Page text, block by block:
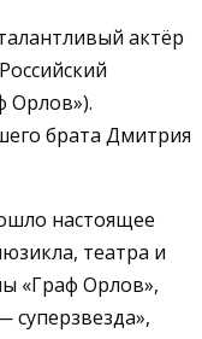
актёр
Орлов»).
брата Дмитрия
настоящее
театра и
«Граф Орлов»,
суперзвезда»,